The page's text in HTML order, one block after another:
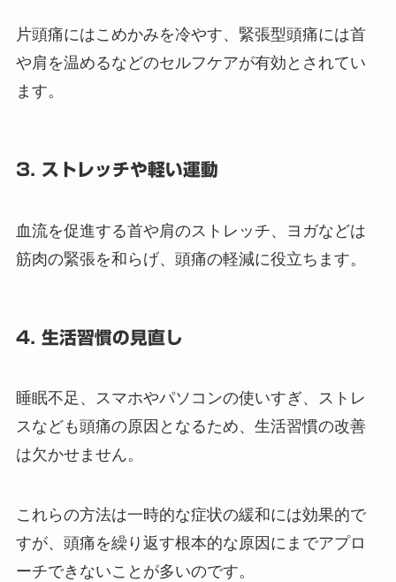
片頭痛にはこめかみを冷やす、緊張型頭痛には首
や肩を温めるなどのセルフケアが有効とされてい
ます。
3. ストレッチや軽い運動
血流を促進する首や肩のストレッチ、ヨガなどは
筋肉の緊張を和らげ、頭痛の軽減に役立ちます。
4. 生活習慣の見直し
睡眠不足、スマホやパソコンの使いすぎ、ストレ
スなども頭痛の原因となるため、生活習慣の改善
は欠かせません。
これらの方法は一時的な症状の緩和には効果的で
すが、頭痛を繰り返す根本的な原因にまでアプロ
ーチできないことが多いのです。